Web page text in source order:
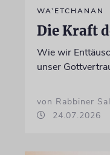
WA’ETCHANAN
Die Kraft
Wie wir
unser
von Rabbiner
24.07.2026